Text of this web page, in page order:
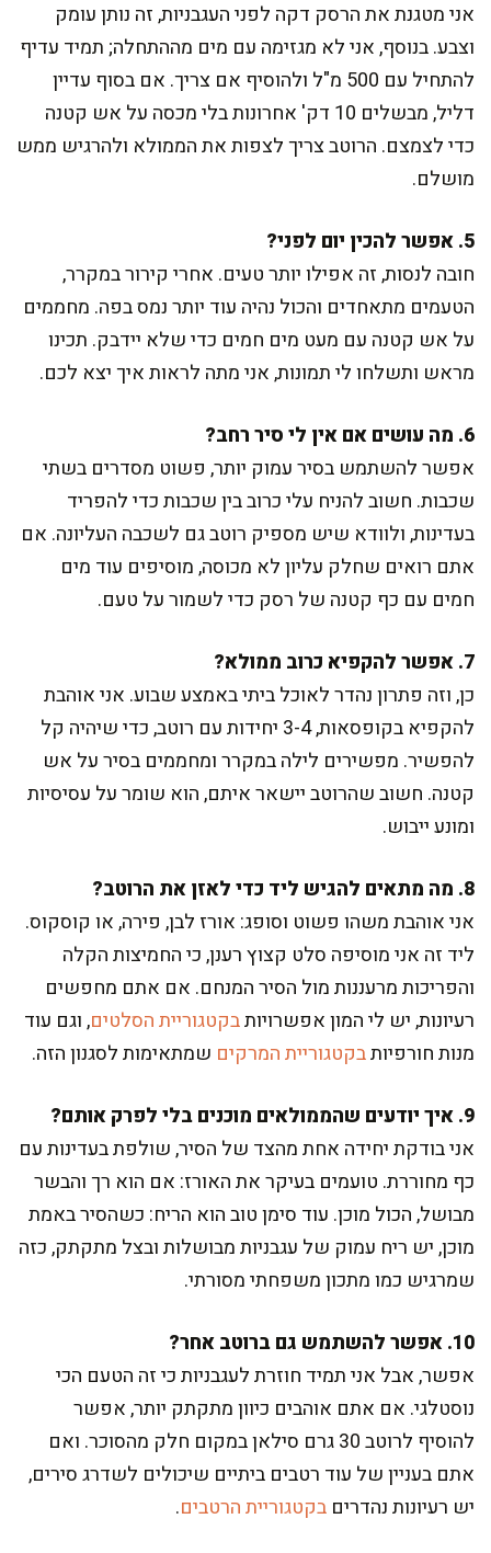
אני מטגנת את הרסק דקה לפני העגבניות, זה נותן עומק
וצבע. בנוסף, אני לא מגזימה עם מים מההתחלה; תמיד עדיף
להתחיל עם 500 מ"ל ולהוסיף אם צריך. אם בסוף עדיין
דליל, מבשלים 10 דק' אחרונות בלי מכסה על אש קטנה
כדי לצמצם. הרוטב צריך לצפות את הממולא ולהרגיש ממש
מושלם.
5. אפשר להכין יום לפני?
חובה לנסות, זה אפילו יותר טעים. אחרי קירור במקרר,
הטעמים מתאחדים והכול נהיה עוד יותר נמס בפה. מחממים
על אש קטנה עם מעט מים חמים כדי שלא יידבק. תכינו
מראש ותשלחו לי תמונות, אני מתה לראות איך יצא לכם.
6. מה עושים אם אין לי סיר רחב?
אפשר להשתמש בסיר עמוק יותר, פשוט מסדרים בשתי
שכבות. חשוב להניח עלי כרוב בין שכבות כדי להפריד
בעדינות, ולוודא שיש מספיק רוטב גם לשכבה העליונה. אם
אתם רואים שחלק עליון לא מכוסה, מוסיפים עוד מים
חמים עם כף קטנה של רסק כדי לשמור על טעם.
7. אפשר להקפיא כרוב ממולא?
כן, וזה פתרון נהדר לאוכל ביתי באמצע שבוע. אני אוהבת
להקפיא בקופסאות, 3-4 יחידות עם רוטב, כדי שיהיה קל
להפשיר. מפשירים לילה במקרר ומחממים בסיר על אש
קטנה. חשוב שהרוטב יישאר איתם, הוא שומר על עסיסיות
ומונע ייבוש.
8. מה מתאים להגיש ליד כדי לאזן את הרוטב?
אני אוהבת משהו פשוט וסופג: אורז לבן, פירה, או קוסקוס.
ליד זה אני מוסיפה סלט קצוץ רענן, כי החמיצות הקלה
והפריכות מרעננות מול הסיר המנחם. אם אתם מחפשים
רעיונות, יש לי המון אפשרויותבקטגוריית הסלטים, וגם עוד
מנות חורפיותבקטגוריית המרקים שמתאימות לסגנון הזה.
9. איך יודעים שהממולאים מוכנים בלי לפרק אותם?
אני בודקת יחידה אחת מהצד של הסיר, שולפת בעדינות עם
כף מחוררת. טועמים בעיקר את האורז: אם הוא רך והבשר
מבושל, הכול מוכן. עוד סימן טוב הוא הריח: כשהסיר באמת
מוכן, יש ריח עמוק של עגבניות מבושלות ובצל מתקתק, כזה
שמרגיש כמו מתכון משפחתי מסורתי.
10. אפשר להשתמש גם ברוטב אחר?
אפשר, אבל אני תמיד חוזרת לעגבניות כי זה הטעם הכי
נוסטלגי. אם אתם אוהבים כיוון מתקתק יותר, אפשר
להוסיף לרוטב 30 גרם סילאן במקום חלק מהסוכר. ואם
אתם בעניין של עוד רטבים ביתיים שיכולים לשדרג סירים,
יש רעיונות נהדרים בקטגוריית הרטבים.